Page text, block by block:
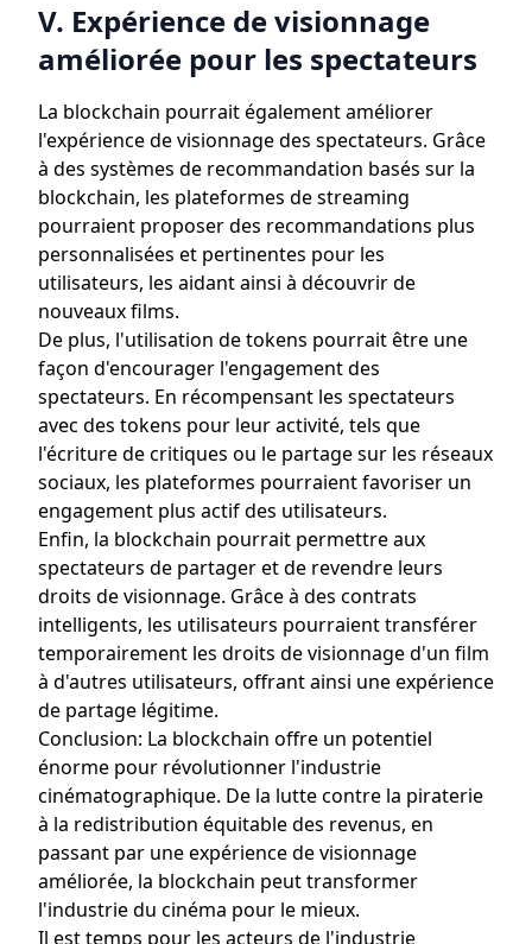
V. Expérience de visionnage
améliorée pour les spectateurs
La blockchain pourrait également améliorer
l'expérience de visionnage des spectateurs. Grâce
à des systèmes de recommandation basés sur la
blockchain, les plateformes de streaming
pourraient proposer des recommandations plus
personnalisées et pertinentes pour les
utilisateurs, les aidant ainsi à découvrir de
nouveaux films.
De plus, l'utilisation de tokens pourrait être une
façon d'encourager l'engagement des
spectateurs. En récompensant les spectateurs
avec des tokens pour leur activité, tels que
l'écriture de critiques ou le partage sur les réseaux
sociaux, les plateformes pourraient favoriser un
engagement plus actif des utilisateurs.
Enfin, la blockchain pourrait permettre aux
spectateurs de partager et de revendre leurs
droits de visionnage. Grâce à des contrats
intelligents, les utilisateurs pourraient transférer
temporairement les droits de visionnage d'un film
à d'autres utilisateurs, offrant ainsi une expérience
de partage légitime.
Conclusion: La blockchain offre un potentiel
énorme pour révolutionner l'industrie
cinématographique. De la lutte contre la piraterie
à la redistribution équitable des revenus, en
passant par une expérience de visionnage
améliorée, la blockchain peut transformer
l'industrie du cinéma pour le mieux.
Il est temps pour les acteurs de l'industrie